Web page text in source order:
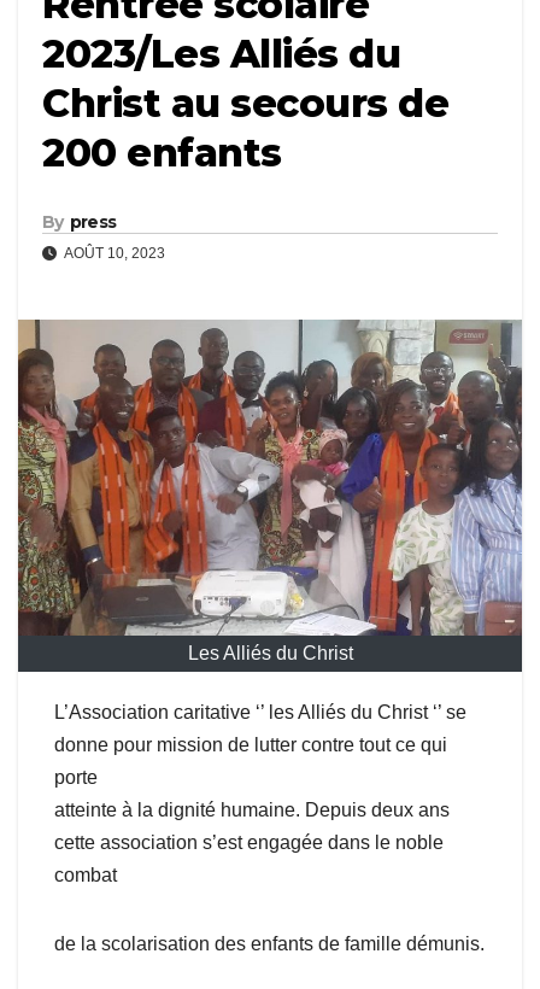
2023/Les Alliés du
Christ au secours de
200 enfants
By press
AOÛT 10, 2023
Les Alliés du Christ
L’Association caritative ‘’ les Alliés du Christ ‘’ se
donne pour mission de lutter contre tout ce qui
porte
atteinte à la dignité humaine. Depuis deux ans
cette association s’est engagée dans le noble
combat
de la scolarisation des enfants de famille démunis.